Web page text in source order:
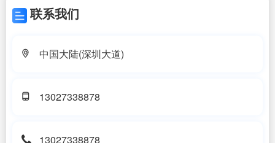
联系我们
中国大陆(深圳大道)
13027338878
13027338878